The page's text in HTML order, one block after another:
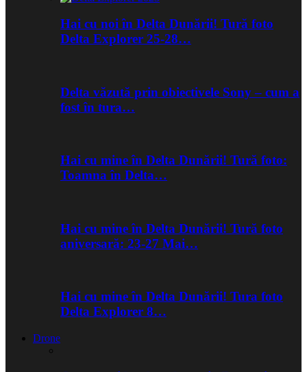
Hai cu noi în Delta Dunării! Tură foto
Delta Explorer 25-28…
Delta văzută prin obiectivele Sony – cum a
fost în tura…
Hai cu mine în Delta Dunării! Tură foto:
Toamna în Delta…
Hai cu mine în Delta Dunării! Tură foto
aniversară: 23-27 Mai…
Hai cu mine în Delta Dunării! Tura foto
Delta Explorer 8…
Drone